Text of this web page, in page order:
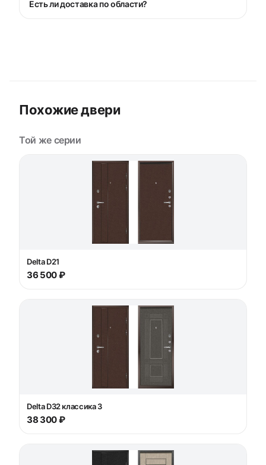
Есть ли доставка по области?
Похожие двери
Той же серии
Delta D21
36 500 ₽
Delta D32 классика 3
38 300 ₽